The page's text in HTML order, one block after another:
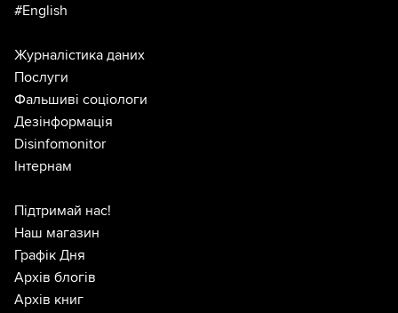
#English
Журналістика даних
Послуги
Фальшиві соціологи
Дезінформація
Disinfomonitor
Інтернам
Підтримай нас!
Наш магазин
Графік Дня
Архів блогів
Архів книг